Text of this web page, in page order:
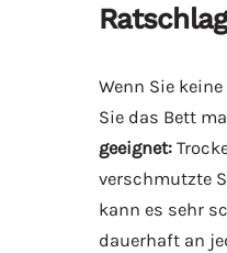
Wenn Sie
Sie das Bett
geeignet:
verschmutzte
kann es sehr
dauerhaft an